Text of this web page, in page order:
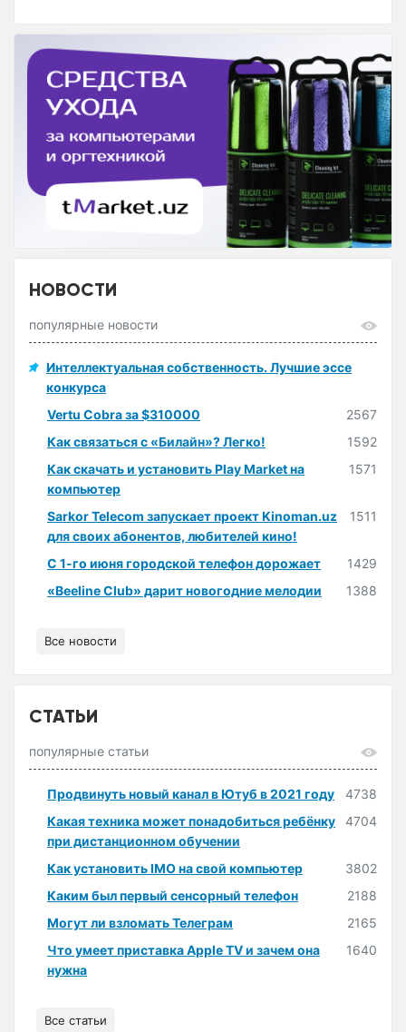
НОВОСТИ
популярные новости
Интеллектуальная собственность. Лучшие эссе
конкурса
Vertu Cobra за $310000
2567
Как связаться с «Билайн»? Легко!
1592
Как скачать и установить Play Market на
компьютер
1571
Sarkor Telecom запускает проект Kinoman.uz
для своих абонентов, любителей кино!
1511
С 1-го июня городской телефон дорожает
1429
«Beeline Club» дарит новогодние мелодии
1388
Все новости
СТАТЬИ
популярные статьи
Продвинуть новый канал в Ютуб в 2021 году
4738
Какая техника может понадобиться ребёнку
при дистанционном обучении
4704
Как установить IMO на свой компьютер
3802
Каким был первый сенсорный телефон
2188
Могут ли взломать Телеграм
2165
Что умеет приставка Apple TV и зачем она
нужна
1640
Все статьи